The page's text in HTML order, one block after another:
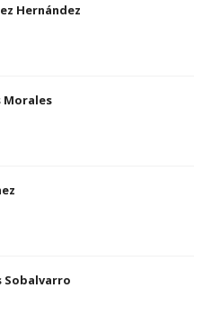
Hernández
Morales
Sobalvarro